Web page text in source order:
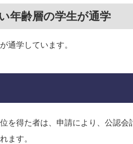
年齢層の学生が通学
通学しています。
を得た者は、申請により、公認会
ます。